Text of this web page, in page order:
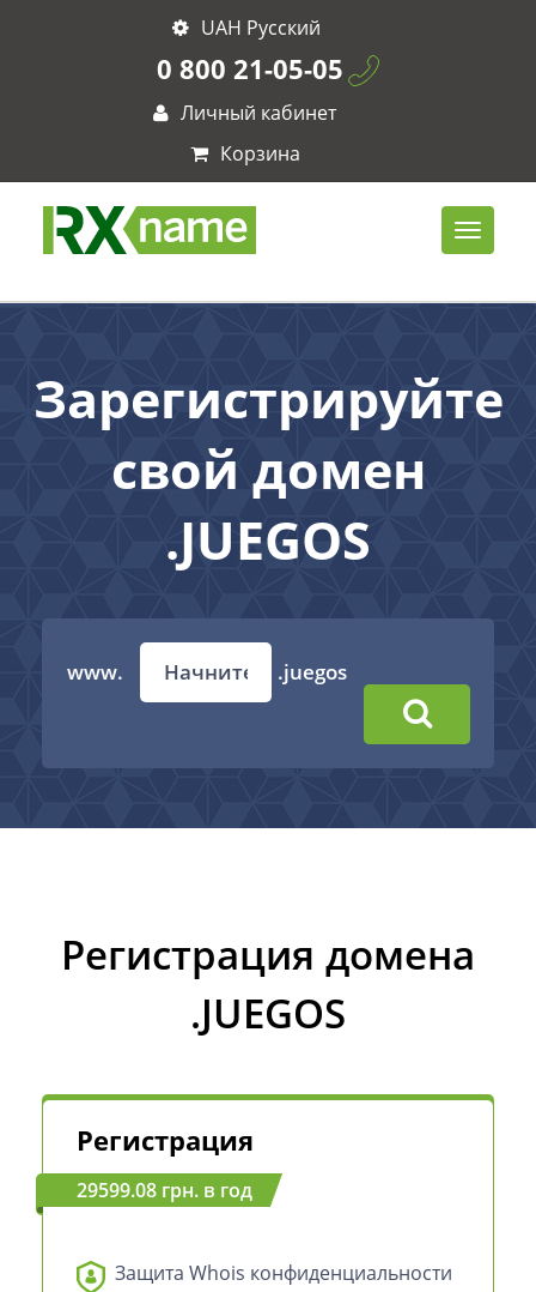
UAH Русский
0 800 21-05-05
Личный кабинет
Корзина
Зарегистрируйте
свой домен
.JUEGOS
www. .juegos
Регистрация домена
.JUEGOS
Регистрация
29599.08 грн. в год
Защита Whois конфиденциальности